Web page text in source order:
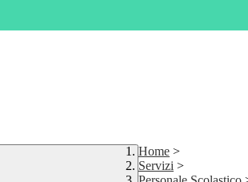
Home >
Servizi >